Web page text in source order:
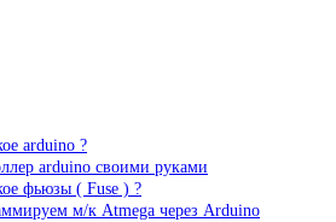
аrduino ?
arduino своими руками
фьюзы ( Fuse ) ?
м/к Atmega через Arduino